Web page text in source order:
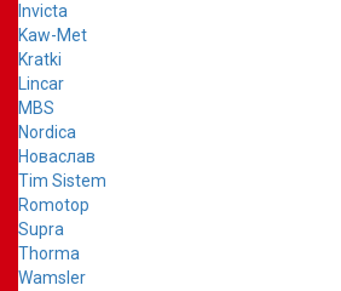
Invicta
Kaw-Met
Kratki
Lincar
MBS
Nordica
Новаслав
Tim Sistem
Romotop
Supra
Thorma
Wamsler